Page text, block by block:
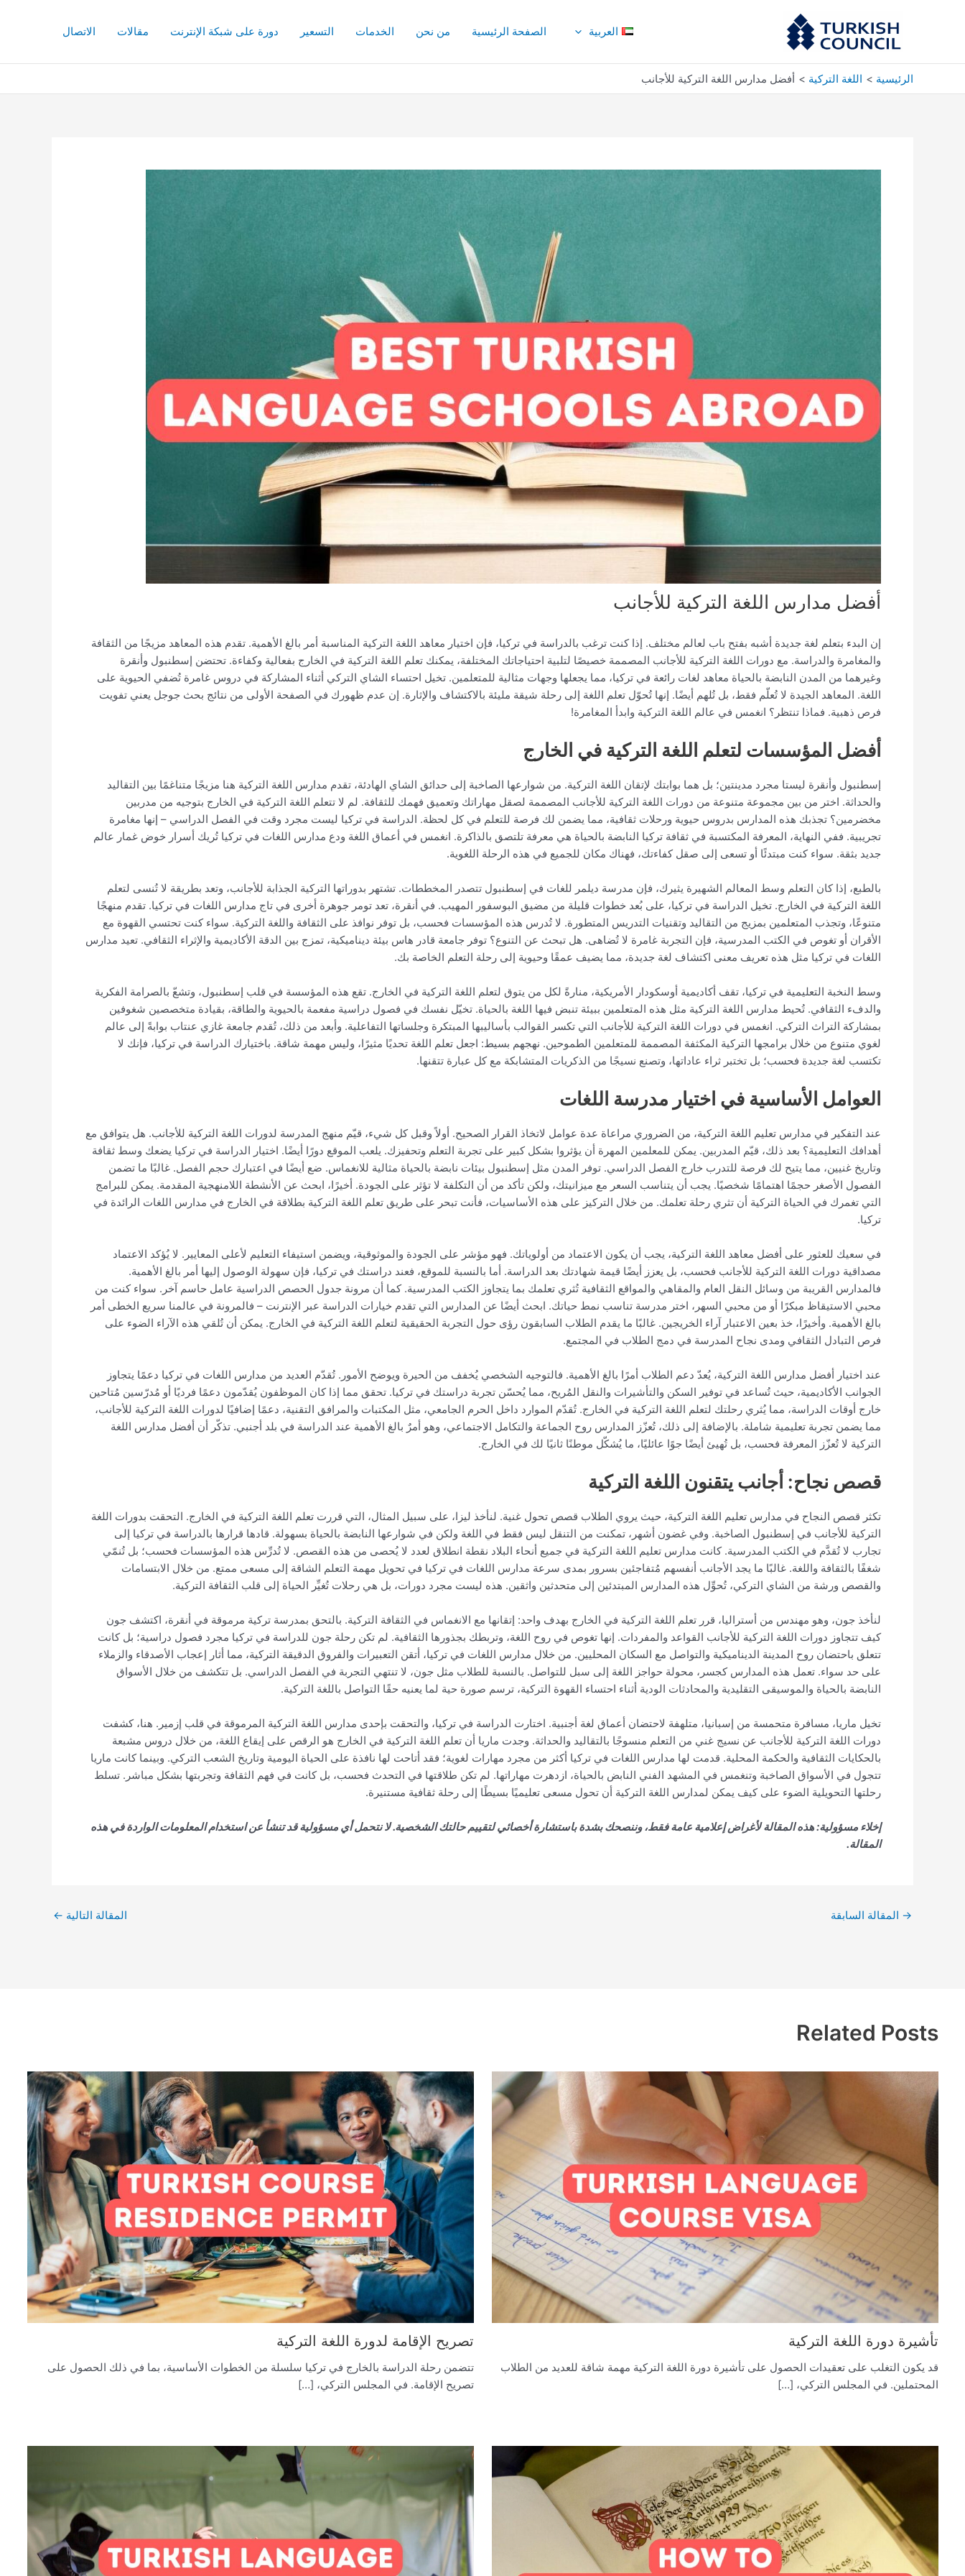
العربية الصفحة الرئيسية من نحن الخدمات التسعير دورة على شبكة الإنترنت مقالات الاتصال
الرئيسية اللغة التركية أفضل مدارس اللغة التركية للأجانب
أفضل مدارس اللغة التركية للأجانب
إن البدء بتعلم لغة جديدة أشبه بفتح باب لعالم مختلف. إذا كنت ترغب بالدراسة في تركيا، فإن اختيار معاهد اللغة التركية المناسبة أمر بالغ الأهمية. تقدم هذه المعاهد مزيجًا من الثقافة
والمغامرة والدراسة. مع دورات اللغة التركية للأجانب المصممة خصيصًا لتلبية احتياجاتك المختلفة، يمكنك تعلم اللغة التركية في الخارج بفعالية وكفاءة. تحتضن إسطنبول وأنقرة
وغيرهما من المدن النابضة بالحياة معاهد لغات رائعة في تركيا، مما يجعلها وجهات مثالية للمتعلمين. تخيل احتساء الشاي التركي أثناء المشاركة في دروس غامرة تُضفي الحيوية على
اللغة. المعاهد الجيدة لا تُعلّم فقط، بل تُلهم أيضًا. إنها تُحوّل تعلم اللغة إلى رحلة شيقة مليئة بالاكتشاف والإثارة. إن عدم ظهورك في الصفحة الأولى من نتائج بحث جوجل يعني تفويت
فرص ذهبية. فماذا تنتظر؟ انغمس في عالم اللغة التركية وابدأ المغامرة!
أفضل المؤسسات لتعلم اللغة التركية في الخارج
إسطنبول وأنقرة ليستا مجرد مدينتين؛ بل هما بوابتك لإتقان اللغة التركية. من شوارعها الصاخبة إلى حدائق الشاي الهادئة، تقدم مدارس اللغة التركية هنا مزيجًا متناغمًا بين التقاليد
والحداثة. اختر من بين مجموعة متنوعة من دورات اللغة التركية للأجانب المصممة لصقل مهاراتك وتعميق فهمك للثقافة. لم لا تتعلم اللغة التركية في الخارج بتوجيه من مدربين
مخضرمين؟ تجذبك هذه المدارس بدروس حيوية ورحلات ثقافية، مما يضمن لك فرصة للتعلم في كل لحظة. الدراسة في تركيا ليست مجرد وقت في الفصل الدراسي – إنها مغامرة
تجريبية. ففي النهاية، المعرفة المكتسبة في ثقافة تركيا النابضة بالحياة هي معرفة تلتصق بالذاكرة. انغمس في أعماق اللغة ودع مدارس اللغات في تركيا تُريك أسرار خوض غمار عالم
جديد بثقة. سواء كنت مبتدئًا أو تسعى إلى صقل كفاءتك، فهناك مكان للجميع في هذه الرحلة اللغوية.
بالطبع، إذا كان التعلم وسط المعالم الشهيرة يثيرك، فإن مدرسة ديلمر للغات في إسطنبول تتصدر المخططات. تشتهر بدوراتها التركية الجذابة للأجانب، وتعد بطريقة لا تُنسى لتعلم
اللغة التركية في الخارج. تخيل الدراسة في تركيا، على بُعد خطوات قليلة من مضيق البوسفور المهيب. في أنقرة، تعد تومر جوهرة أخرى في تاج مدارس اللغات في تركيا. تقدم منهجًا
متنوعًا، وتجذب المتعلمين بمزيج من التقاليد وتقنيات التدريس المتطورة. لا تُدرس هذه المؤسسات فحسب، بل توفر نوافذ على الثقافة واللغة التركية. سواء كنت تحتسي القهوة مع
الأقران أو تغوص في الكتب المدرسية، فإن التجربة غامرة لا تُضاهى. هل تبحث عن التنوع؟ توفر جامعة قادر هاس بيئة ديناميكية، تمزج بين الدقة الأكاديمية والإثراء الثقافي. تعيد مدارس
اللغات في تركيا مثل هذه تعريف معنى اكتشاف لغة جديدة، مما يضيف عمقًا وحيوية إلى رحلة التعلم الخاصة بك.
وسط النخبة التعليمية في تركيا، تقف أكاديمية أوسكودار الأمريكية، منارةً لكل من يتوق لتعلم اللغة التركية في الخارج. تقع هذه المؤسسة في قلب إسطنبول، وتشعّ بالصرامة الفكرية
والدفء الثقافي. تُحيط مدارس اللغة التركية مثل هذه المتعلمين ببيئة تنبض فيها اللغة بالحياة. تخيّل نفسك في فصول دراسية مفعمة بالحيوية والطاقة، بقيادة متخصصين شغوفين
بمشاركة التراث التركي. انغمس في دورات اللغة التركية للأجانب التي تكسر القوالب بأساليبها المبتكرة وجلساتها التفاعلية. وأبعد من ذلك، تُقدم جامعة غازي عنتاب بوابةً إلى عالم
لغوي متنوع من خلال برامجها التركية المكثفة المصممة للمتعلمين الطموحين. نهجهم بسيط: اجعل تعلم اللغة تحديًا مثيرًا، وليس مهمة شاقة. باختيارك الدراسة في تركيا، فإنك لا
تكتسب لغة جديدة فحسب؛ بل تختبر ثراء عاداتها، وتصنع نسيجًا من الذكريات المتشابكة مع كل عبارة تتقنها.
العوامل الأساسية في اختيار مدرسة اللغات
عند التفكير في مدارس تعليم اللغة التركية، من الضروري مراعاة عدة عوامل لاتخاذ القرار الصحيح. أولاً وقبل كل شيء، قيّم منهج المدرسة لدورات اللغة التركية للأجانب. هل يتوافق مع
أهدافك التعليمية؟ بعد ذلك، قيّم المدربين. يمكن للمعلمين المهرة أن يؤثروا بشكل كبير على تجربة التعلم وتحفيزك. يلعب الموقع دورًا أيضًا. اختيار الدراسة في تركيا يضعك وسط ثقافة
وتاريخ غنيين، مما يتيح لك فرصة للتدرب خارج الفصل الدراسي. توفر المدن مثل إسطنبول بيئات نابضة بالحياة مثالية للانغماس. ضع أيضًا في اعتبارك حجم الفصل. غالبًا ما تضمن
الفصول الأصغر حجمًا اهتمامًا شخصيًا. يجب أن يتناسب السعر مع ميزانيتك، ولكن تأكد من أن التكلفة لا تؤثر على الجودة. أخيرًا، ابحث عن الأنشطة اللامنهجية المقدمة. يمكن للبرامج
التي تغمرك في الحياة التركية أن تثري رحلة تعلمك. من خلال التركيز على هذه الأساسيات، فأنت تبحر على طريق تعلم اللغة التركية بطلاقة في الخارج في مدارس اللغات الرائدة في
تركيا.
في سعيك للعثور على أفضل معاهد اللغة التركية، يجب أن يكون الاعتماد من أولوياتك. فهو مؤشر على الجودة والموثوقية، ويضمن استيفاء التعليم لأعلى المعايير. لا يُؤكد الاعتماد
مصداقية دورات اللغة التركية للأجانب فحسب، بل يعزز أيضًا قيمة شهادتك بعد الدراسة. أما بالنسبة للموقع، فعند دراستك في تركيا، فإن سهولة الوصول إليها أمر بالغ الأهمية.
فالمدارس القريبة من وسائل النقل العام والمقاهي والمواقع الثقافية تُثري تعلمك بما يتجاوز الكتب المدرسية. كما أن مرونة جدول الحصص الدراسية عامل حاسم آخر. سواء كنت من
محبي الاستيقاظ مبكرًا أو من محبي السهر، اختر مدرسة تناسب نمط حياتك. ابحث أيضًا عن المدارس التي تقدم خيارات الدراسة عبر الإنترنت – فالمرونة في عالمنا سريع الخطى أمر
بالغ الأهمية. وأخيرًا، خذ بعين الاعتبار آراء الخريجين. غالبًا ما يقدم الطلاب السابقون رؤى حول التجربة الحقيقية لتعلم اللغة التركية في الخارج. يمكن أن تُلقي هذه الآراء الضوء على
فرص التبادل الثقافي ومدى نجاح المدرسة في دمج الطلاب في المجتمع.
عند اختيار أفضل مدارس اللغة التركية، يُعدّ دعم الطلاب أمرًا بالغ الأهمية. فالتوجيه الشخصي يُخفف من الحيرة ويوضح الأمور. تُقدّم العديد من مدارس اللغات في تركيا دعمًا يتجاوز
الجوانب الأكاديمية، حيث تُساعد في توفير السكن والتأشيرات والنقل المُريح، مما يُحسّن تجربة دراستك في تركيا. تحقق مما إذا كان الموظفون يُقدّمون دعمًا فرديًا أو مُدرّسين مُتاحين
خارج أوقات الدراسة، مما يُثري رحلتك لتعلم اللغة التركية في الخارج. تُقدّم الموارد داخل الحرم الجامعي، مثل المكتبات والمرافق التقنية، دعمًا إضافيًا لدورات اللغة التركية للأجانب،
مما يضمن تجربة تعليمية شاملة. بالإضافة إلى ذلك، تُعزّز المدارس روح الجماعة والتكامل الاجتماعي، وهو أمرٌ بالغ الأهمية عند الدراسة في بلد أجنبي. تذكّر أن أفضل مدارس اللغة
التركية لا تُعزّز المعرفة فحسب، بل تُهيئ أيضًا جوًا عائليًا، ما يُشكّل موطنًا ثانيًا لك في الخارج.
قصص نجاح: أجانب يتقنون اللغة التركية
تكثر قصص النجاح في مدارس تعليم اللغة التركية، حيث يروي الطلاب قصص تحول غنية. لنأخذ ليزا، على سبيل المثال، التي قررت تعلم اللغة التركية في الخارج. التحقت بدورات اللغة
التركية للأجانب في إسطنبول الصاخبة. وفي غضون أشهر، تمكنت من التنقل ليس فقط في اللغة ولكن في شوارعها النابضة بالحياة بسهولة. قادها قرارها بالدراسة في تركيا إلى
تجارب لا تُقدَّم في الكتب المدرسية. كانت مدارس تعليم اللغة التركية في جميع أنحاء البلاد نقطة انطلاق لعدد لا يُحصى من هذه القصص. لا تُدرِّس هذه المؤسسات فحسب؛ بل تُنمّي
شغفًا بالثقافة واللغة. غالبًا ما يجد الأجانب أنفسهم مُتفاجئين بسرور بمدى سرعة مدارس اللغات في تركيا في تحويل مهمة التعلم الشاقة إلى مسعى ممتع. من خلال الابتسامات
والقصص ورشة من الشاي التركي، تُحوِّل هذه المدارس المبتدئين إلى متحدثين واثقين. هذه ليست مجرد دورات، بل هي رحلات تُغيِّر الحياة إلى قلب الثقافة التركية.
لنأخذ جون، وهو مهندس من أستراليا، قرر تعلم اللغة التركية في الخارج بهدف واحد: إتقانها مع الانغماس في الثقافة التركية. بالتحق بمدرسة تركية مرموقة في أنقرة، اكتشف جون
كيف تتجاوز دورات اللغة التركية للأجانب القواعد والمفردات. إنها تغوص في روح اللغة، وتربطك بجذورها الثقافية. لم تكن رحلة جون للدراسة في تركيا مجرد فصول دراسية؛ بل كانت
تتعلق باحتضان روح المدينة الديناميكية والتواصل مع السكان المحليين. من خلال مدارس اللغات في تركيا، أتقن التعبيرات والفروق الدقيقة التركية، مما أثار إعجاب الأصدقاء والزملاء
على حد سواء. تعمل هذه المدارس كجسر، محولة حواجز اللغة إلى سبل للتواصل. بالنسبة للطلاب مثل جون، لا تنتهي التجربة في الفصل الدراسي. بل تتكشف من خلال الأسواق
النابضة بالحياة والموسيقى التقليدية والمحادثات الودية أثناء احتساء القهوة التركية، ترسم صورة حية لما يعنيه حقًا التواصل باللغة التركية.
تخيل ماريا، مسافرة متحمسة من إسبانيا، متلهفة لاحتضان أعماق لغة أجنبية. اختارت الدراسة في تركيا، والتحقت بإحدى مدارس اللغة التركية المرموقة في قلب إزمير. هنا، كشفت
دورات اللغة التركية للأجانب عن نسيج غني من التعلم منسوجًا بالتقاليد والحداثة. وجدت ماريا أن تعلم اللغة التركية في الخارج هو الرقص على إيقاع اللغة، من خلال دروس مشبعة
بالحكايات الثقافية والحكمة المحلية. قدمت لها مدارس اللغات في تركيا أكثر من مجرد مهارات لغوية؛ فقد أتاحت لها نافذة على الحياة اليومية وتاريخ الشعب التركي. وبينما كانت ماريا
تتجول في الأسواق الصاخبة وتنغمس في المشهد الفني النابض بالحياة، ازدهرت مهاراتها. لم تكن طلاقتها في التحدث فحسب، بل كانت في فهم الثقافة وتجربتها بشكل مباشر. تسلط
رحلتها التحويلية الضوء على كيف يمكن لمدارس اللغة التركية أن تحول مسعى تعليميًا بسيطًا إلى رحلة ثقافية مستنيرة.
إخلاء مسؤولية: هذه المقالة لأغراض إعلامية عامة فقط، وننصحك بشدة باستشارة أخصائي لتقييم حالتك الشخصية. لا نتحمل أي مسؤولية قد تنشأ عن استخدام المعلومات الواردة في هذه
المقالة.
→ المقالة السابقة المقالة التالية ←
Related Posts
تأشيرة دورة اللغة التركية
قد يكون التغلب على تعقيدات الحصول على تأشيرة دورة اللغة التركية مهمة شاقة للعديد من الطلاب
المحتملين. في المجلس التركي، […]
تصريح الإقامة لدورة اللغة التركية
تتضمن رحلة الدراسة بالخارج في تركيا سلسلة من الخطوات الأساسية، بما في ذلك الحصول على
تصريح الإقامة. في المجلس التركي، […]